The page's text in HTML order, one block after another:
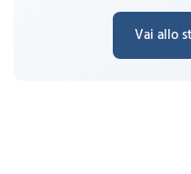
Vai allo